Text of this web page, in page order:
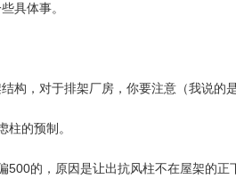
具体事。
构，对于排架厂房，你要注意（我说的
的预制。
的，原因是让出抗风柱不在屋架的正